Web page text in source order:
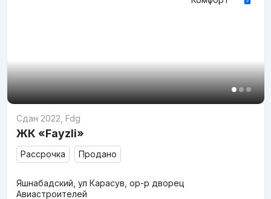
Сдан 2022 Fdg
ЖК «Fayzli»
Рассрочка Продано
Яшнабадский, ул Карасув, ор-р дворец
Авиастроителей